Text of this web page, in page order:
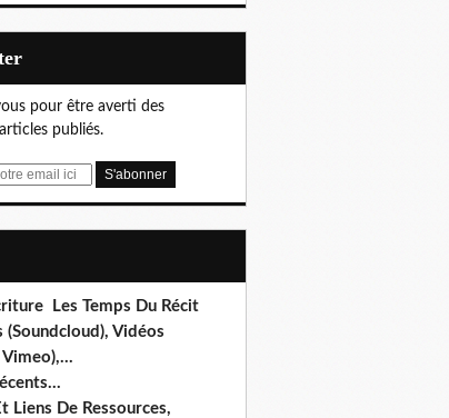
pour être averti des
publiés.
Les Temps Du Récit
(Soundcloud), Vidéos
Liens De Ressources,